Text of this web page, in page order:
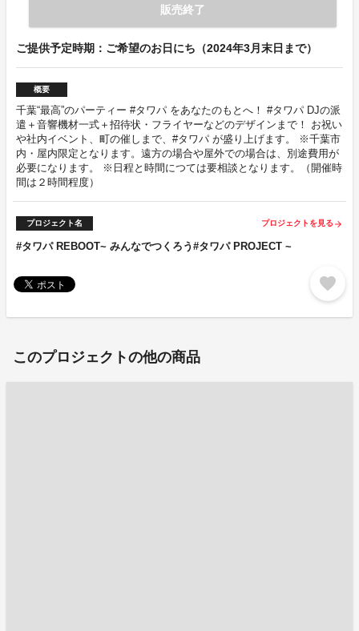
販売終了
ご提供予定時期：ご希望のお日にち（2024年3月末日まで）
概要
千葉“最高”のパーティー #タワパ をあなたのもとへ！ #タワパ DJの派
遣＋音響機材一式＋招待状・フライヤーなどのデザインまで！ お祝い
や社内イベント、町の催しまで、#タワパ が盛り上げます。 ※千葉市
内・屋内限定となります。遠方の場合や屋外での場合は、別途費用が
必要になります。 ※日程と時間につては要相談となります。（開催時
間は２時間程度）
プロジェクト名 プロジェクトを見る arrow_forward
#タワパ REBOOT~ みんなでつくろう#タワパ PROJECT ~
favorite
このプロジェクトの他の商品